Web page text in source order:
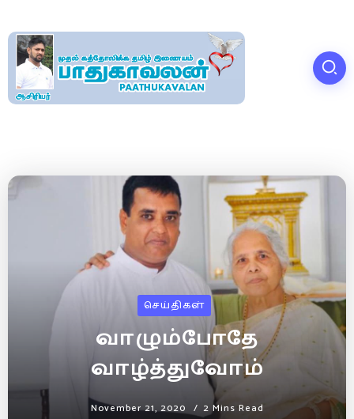
செய்திகள்
வாழும்போதே
வாழ்த்துவோம்
November 21, 2020 2 Mins Read